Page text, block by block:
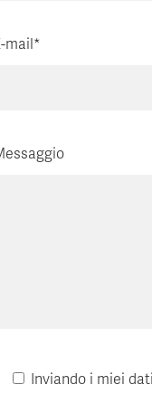
mail*
Inviando i miei